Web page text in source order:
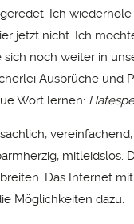
Ich
jetzt nicht. Ich
sich noch weiter in
Ausbrüche und
Wort lernen:
vereinfachend,
mitleidslos.
Das Internet
Möglichkeiten dazu.